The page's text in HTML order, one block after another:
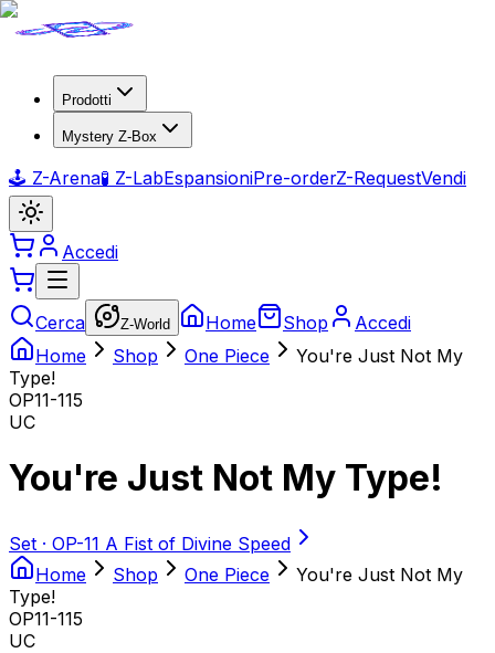
Prodotti
Mystery Z-Box
🕹️ Z-Arena🧪 Z-LabEspansioniPre-orderZ-RequestVendi
Accedi
Cerca Z-World Home Shop
Accedi
Home
Shop One Piece
You're Just Not My
Type!
OP11-115
UC
You're Just Not My Type!
Set · OP-11 A Fist of Divine Speed
Home
Shop One Piece
You're Just Not My
Type!
OP11-115
UC